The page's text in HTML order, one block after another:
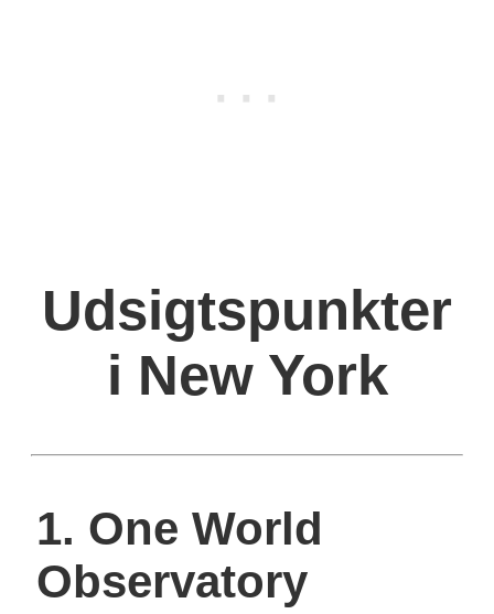
Udsigtspunkter
i New York
1. One World
Observatory